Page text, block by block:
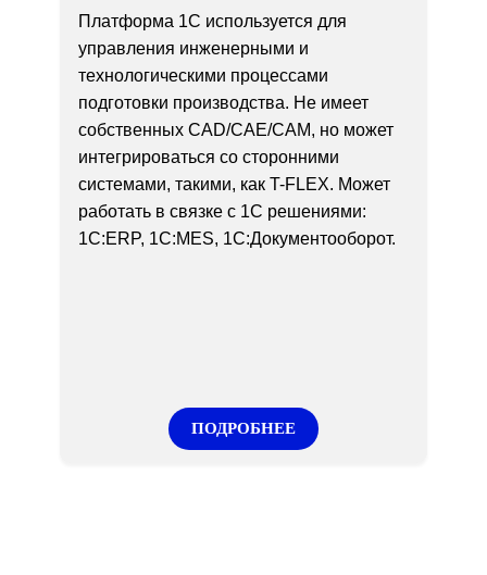
Платформа 1С используется для
управления инженерными и
технологическими процессами
подготовки производства. Не имеет
собственных CAD/CAE/CAM, но может
интегрироваться со сторонними
системами, такими, как T-FLEX. Может
работать в связке с 1С решениями:
1С:ERP, 1C:MES, 1C:Документооборот.
ПОДРОБНЕЕ